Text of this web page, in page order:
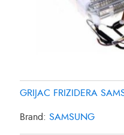
GRIJAC FRIZIDERA
Brand: SAMSUNG